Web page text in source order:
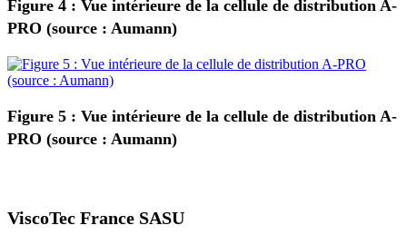
Figure 4 : Vue intérieure de la cellule de distribution A-
PRO (source : Aumann)
Figure 5 : Vue intérieure de la cellule de distribution A-
PRO (source : Aumann)
ViscoTec France SASU